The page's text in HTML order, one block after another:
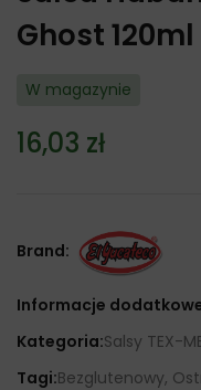
Ghost 120ml
W magazynie
16,03 zł
Brand:
Informacje
Kategoria:Salsy TEX-
Tagi:Bezglutenowy,